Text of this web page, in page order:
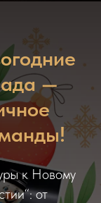
—
к Новому
от